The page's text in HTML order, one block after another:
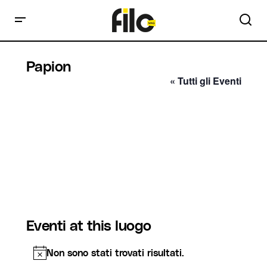
Papion
« Tutti gli Eventi
Eventi at this luogo
Notice
Non sono stati trovati risultati.